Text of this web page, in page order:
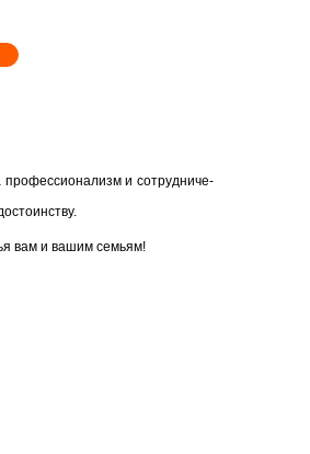
про­фес­си­о­на­лизм и со­труд­ни­че­
вам и вашим се­мьям!